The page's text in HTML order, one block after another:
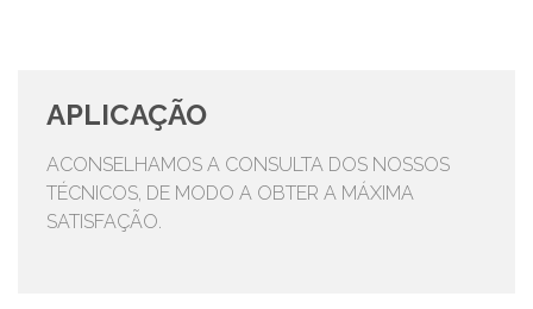
APLICAÇÃO
ACONSELHAMOS A CONSULTA DOS NOSSOS
TÉCNICOS, DE MODO A OBTER A MÁXIMA
SATISFAÇÃO.